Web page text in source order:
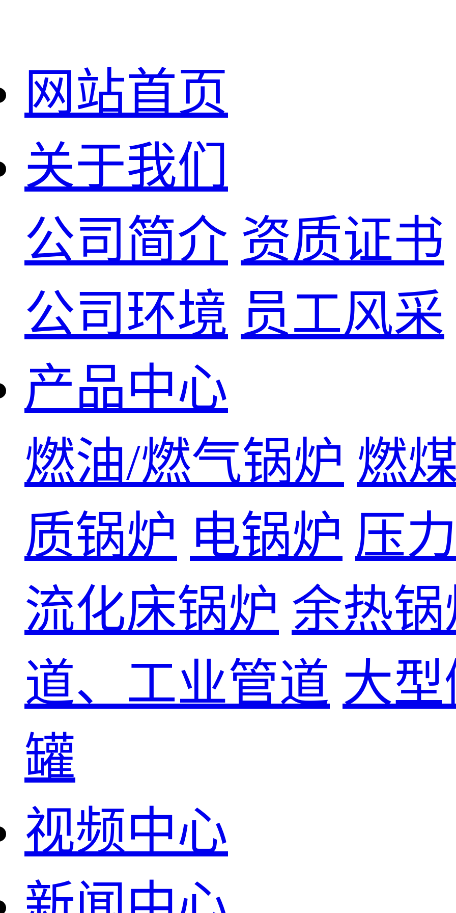
网站首页
关于我们
公司简介 资质证书
公司环境 员工风采
产品中心
燃油/燃气锅炉 燃
质锅炉 电锅炉 压
流化床锅炉 余热
道、工业管道 大
罐
视频中心